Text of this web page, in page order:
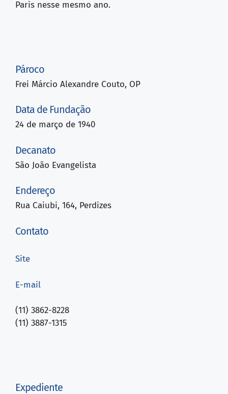
Pároco
Frei Márcio Alexandre Couto, OP
Data de Fundação
24 de março de 1940
Decanato
São João Evangelista
Endereço
Rua Caiubi, 164, Perdizes
Contato
Site
E-mail
(11) 3862-8228
(11) 3887-1315
Expediente
Paris nesse mesmo ano.